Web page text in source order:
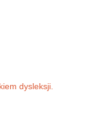
dysleksji.